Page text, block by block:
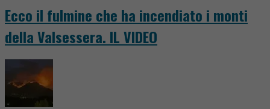
Ecco il fulmine che ha incendiato i monti
della Valsessera. IL VIDEO